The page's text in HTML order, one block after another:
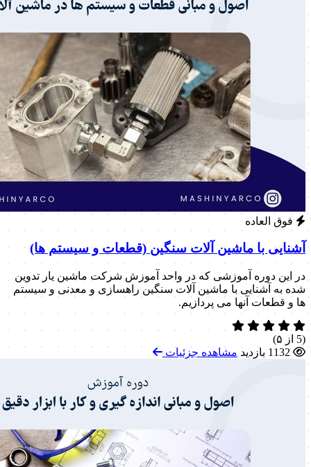
فوق العاده
آشنایی با ماشین آلات سنگین (قطعات و سیستم ها)
در این دوره آموزشی که در واحد آموزش شرکت ماشین یار تدوین
شده به آشنایی با ماشین آلات سنگین راهسازی و معدنی و سیستم
ها و قطعات آنها می پردازیم.
(5 از ۵)
مشاهده جزئیات